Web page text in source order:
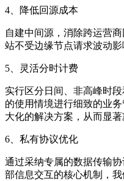
4、降低回源成本
自建中间源，消除跨运营
站不受边缘节点请求波动影
5、灵活分时计费
实行区分日间、非高峰时
的使用情境进行细致的业
大化的解决方案，从而显著
6、私有协议优化
通过采纳专属的数据传输
部信息交互的核心机制，